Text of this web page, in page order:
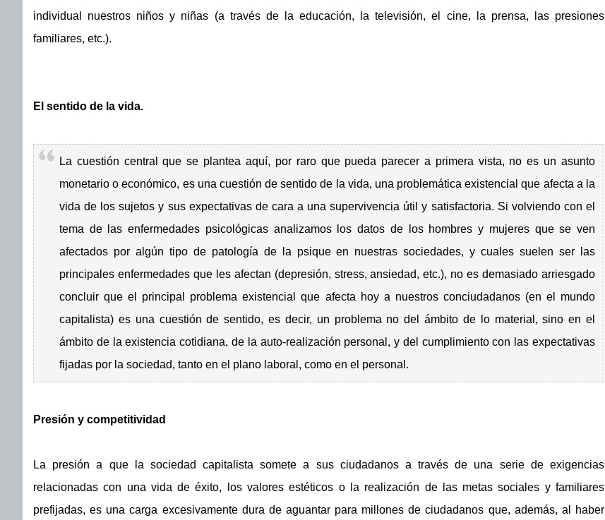
individual nuestros niños y niñas (a través de la educación, la televisión, el cine, la prensa, las presiones
familiares, etc.).
El sentido de la vida.
La cuestión central que se plantea aquí, por raro que pueda parecer a primera vista, no es un asunto
monetario o económico, es una cuestión de sentido de la vida, una problemática existencial que afecta a la
vida de los sujetos y sus expectativas de cara a una supervivencia útil y satisfactoria. Si volviendo con el
tema de las enfermedades psicológicas analizamos los datos de los hombres y mujeres que se ven
afectados por algún tipo de patología de la psique en nuestras sociedades, y cuales suelen ser las
principales enfermedades que les afectan (depresión, stress, ansiedad, etc.), no es demasiado arriesgado
concluir que el principal problema existencial que afecta hoy a nuestros conciudadanos (en el mundo
capitalista) es una cuestión de sentido, es decir, un problema no del ámbito de lo material, sino en el
ámbito de la existencia cotidiana, de la auto-realización personal, y del cumplimiento con las expectativas
fijadas por la sociedad, tanto en el plano laboral, como en el personal.
Presión y competitividad
La presión a que la sociedad capitalista somete a sus ciudadanos a través de una serie de exigencias
relacionadas con una vida de éxito, los valores estéticos o la realización de las metas sociales y familiares
prefijadas, es una carga excesivamente dura de aguantar para millones de ciudadanos que, además, al haber